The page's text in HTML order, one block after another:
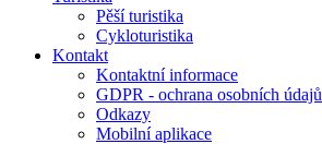
Pěší turistika
Cykloturistika
Kontakt
Kontaktní informace
GDPR - ochrana osobních údajů
Odkazy
Mobilní aplikace